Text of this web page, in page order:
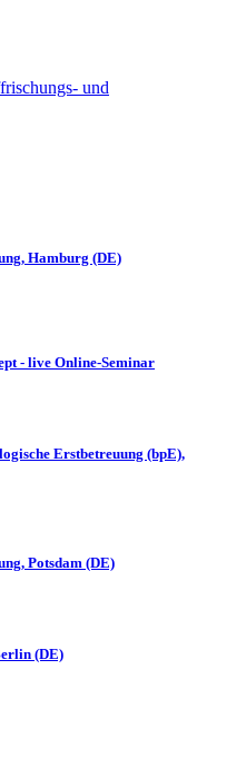
und
Hamburg (DE)
- live Online-Seminar
Erstbetreuung (bpE),
Potsdam (DE)
(DE)